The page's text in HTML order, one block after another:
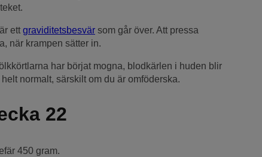
ett graviditetsbesvär som går över. Att pressa
när krampen sätter in.
har börjat mogna, blodkärlen i huden blir
normalt, särskilt om du är omföderska.
22
450 gram.